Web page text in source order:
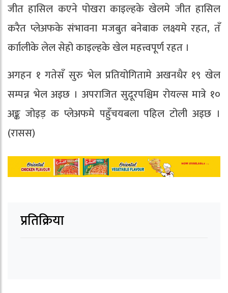
जीत हासिल कएने पोखरा काइल्हके खेलमे जीत हासिल
करैत प्लेअफके संभावना मजबुत बनेबाक लक्ष्यमे रहत, तँ
र्काालीके लेल सेहो काइल्हके खेल महत्त्वपूर्ण रहत ।
अगहन १ गतेसँ सुरु भेल प्रतियोगितामे अखनधैर १९ खेल
सम्पन्न भेल अइछ । अपराजित सुदूरपश्चिम रोयल्स मात्रे १०
अङ्क जोइड़ क प्लेअफमे पहुँचयबला पहिल टोली अइछ ।
(रासस)
प्रतिक्रिया